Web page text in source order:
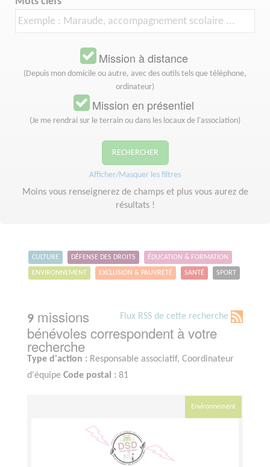
Mission à distance
(Depuis mon domicile ou autre, avec des outils tels que téléphone,
ordinateur)
Mission en présentiel
(Je me rendrai sur le terrain ou dans les locaux de l'association)
RECHERCHER
Afficher/Masquer les filtres
Moins vous renseignerez de champs et plus vous aurez de
résultats !
CULTURE DÉFENSE DES DROITS ÉDUCATION & FORMATION
ENVIRONNEMENT EXCLUSION & PAUVRETÉ SANTÉ SPORT
Flux RSS de cette recherche
9 missions
bénévoles correspondent à votre
recherche
Type d'action : Responsable associatif, Coordinateur
d'équipe Code postal : 81
Environnement